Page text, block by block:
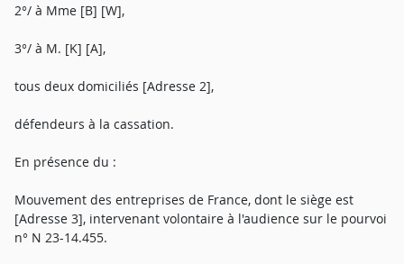
2°/ à Mme [B] [W],
3°/ à M. [K] [A],
tous deux domiciliés [Adresse 2],
défendeurs à la cassation.
En présence du :
Mouvement des entreprises de France, dont le siège est
[Adresse 3], intervenant volontaire à l'audience sur le pourvoi
n° N 23-14.455.